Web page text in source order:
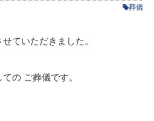
葬儀
ていただきました。
の ご葬儀です。